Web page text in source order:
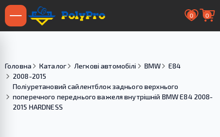
0 0
Головна Каталог Легкові автомобілі BMW
E84
2008-2015
Поліуретановий сайлентблок заднього верхнього
поперечного переднього важеля внутрішній BMW E84 2008-
2015 HARDNESS